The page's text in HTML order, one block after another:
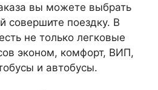
вы можете выбрать
совершите поездку. В
не только легковые
эконом, комфорт, ВИП,
и автобусы.